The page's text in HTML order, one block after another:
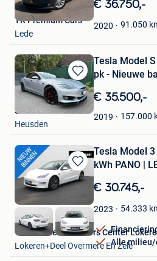
Mijn
Favorieten
€ 36.750,-
2020 91.050
TR Premium Cars
Lede
Bewaren
in
Mijn
Favorieten
Tesla Model
pk - Nieuwe
€ 35.500,-
2019 157.000
S.R
Heusden
Bewaren
in
Favorieten
Tesla Model
kWh PANO |
€ 30.745,-
2023 54.333
Alle milieu/
Van Mossel Used Cars Center
Lokeren+Deel Overmere En Zele